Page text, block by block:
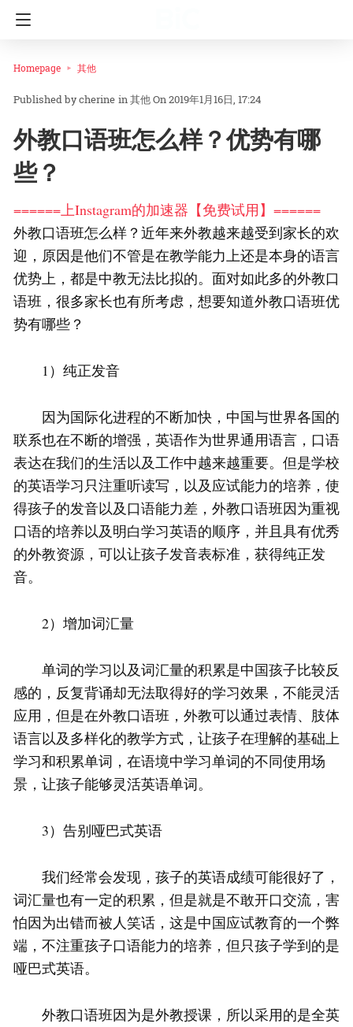
Homepage 其他
cherine in其他On 2019年1月16日, 17:24
外教口语班怎么样？优势有哪
些？
======上Instagram的加速器【免费试用】======
外教口语班怎么样？近年来外教越来越受到家长的欢
迎，原因是他们不管是在教学能力上还是本身的语言
优势上，都是中教无法比拟的。面对如此多的外教口
语班，很多家长也有所考虑，想要知道外教口语班优
势有哪些？
1）纯正发音
因为国际化进程的不断加快，中国与世界各国的
联系也在不断的增强，英语作为世界通用语言，口语
表达在我们的生活以及工作中越来越重要。但是学校
的英语学习只注重听读写，以及应试能力的培养，使
得孩子的发音以及口语能力差，外教口语班因为重视
口语的培养以及明白学习英语的顺序，并且具有优秀
的外教资源，可以让孩子发音表标准，获得纯正发
音。
2）增加词汇量
单词的学习以及词汇量的积累是中国孩子比较反
感的，反复背诵却无法取得好的学习效果，不能灵活
应用，但是在外教口语班，外教可以通过表情、肢体
语言以及多样化的教学方式，让孩子在理解的基础上
学习和积累单词，在语境中学习单词的不同使用场
景，让孩子能够灵活英语单词。
3）告别哑巴式英语
我们经常会发现，孩子的英语成绩可能很好了，
词汇量也有一定的积累，但是就是不敢开口交流，害
怕因为出错而被人笑话，这是中国应试教育的一个弊
端，不注重孩子口语能力的培养，但只孩子学到的是
哑巴式英语。
外教口语班因为是外教授课，所以采用的是全英